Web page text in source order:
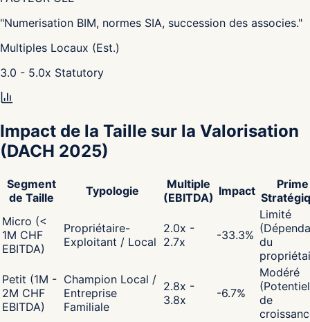
"Numerisation BIM, normes SIA, succession des associes."
Multiples Locaux (Est.)
3.0 - 5.0x Statutory
Impact de la Taille sur la Valorisation
(DACH 2025)
Segment
de Taille
Typologie
Multiple
(EBITDA) Impact
Prime
Micro (<
1M CHF
EBITDA)
Propriétaire-
Exploitant / Local
2.0x -
2.7x
-33.3%
Limité
du
Petit (1M -
2M CHF
EBITDA)
Champion Local /
Entreprise
Familiale
2.8x -
3.8x
-6.7%
Modéré
(Potentiel
de